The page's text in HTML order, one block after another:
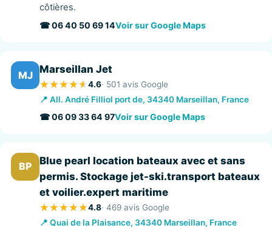
côtières.
☎ 06 40 50 69 14Voir sur Google Maps
MJ Marseillan Jet
4.6· 501 avis Google
📍 All. André Filliol port de, 34340 Marseillan, France
☎ 06 09 33 64 97Voir sur Google Maps
BP
Blue pearl location bateaux avec et sans
permis. Stockage jet-ski.transport bateaux
et voilier.expert maritime
4.8· 469 avis Google
📍 Quai de la Plaisance, 34340 Marseillan, France